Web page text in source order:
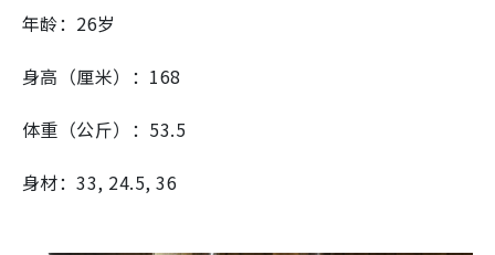
年龄：26岁
身高（厘米）：168
体重（公斤）：53.5
身材：33, 24.5, 36